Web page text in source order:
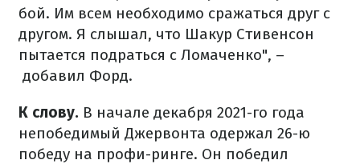
бой. Им всем необходимо сражаться друг с
другом. Я слышал, что Шакур Стивенсон
пытается подраться с Ломаченко", –
добавил Форд.
К слову. В начале декабря 2021-го года
непобедимый Джервонта одержал 26-ю
победу на профи-ринге. Он победил